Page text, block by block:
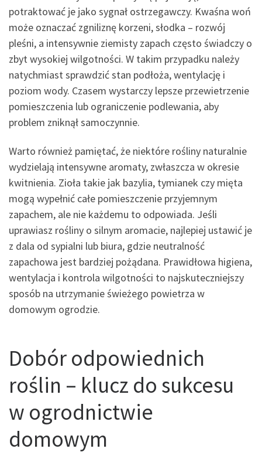
potraktować je jako sygnał ostrzegawczy. Kwaśna woń
może oznaczać zgniliznę korzeni, słodka – rozwój
pleśni, a intensywnie ziemisty zapach często świadczy o
zbyt wysokiej wilgotności. W takim przypadku należy
natychmiast sprawdzić stan podłoża, wentylację i
poziom wody. Czasem wystarczy lepsze przewietrzenie
pomieszczenia lub ograniczenie podlewania, aby
problem zniknął samoczynnie.
Warto również pamiętać, że niektóre rośliny naturalnie
wydzielają intensywne aromaty, zwłaszcza w okresie
kwitnienia. Zioła takie jak bazylia, tymianek czy mięta
mogą wypełnić całe pomieszczenie przyjemnym
zapachem, ale nie każdemu to odpowiada. Jeśli
uprawiasz rośliny o silnym aromacie, najlepiej ustawić je
z dala od sypialni lub biura, gdzie neutralność
zapachowa jest bardziej pożądana. Prawidłowa higiena,
wentylacja i kontrola wilgotności to najskuteczniejszy
sposób na utrzymanie świeżego powietrza w
domowym ogrodzie.
Dobór odpowiednich
roślin – klucz do sukcesu
w ogrodnictwie
domowym